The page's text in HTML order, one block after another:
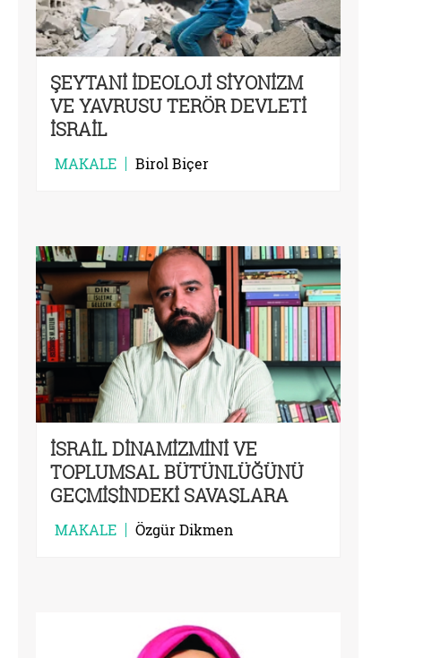
ŞEYTANİ İDEOLOJİ SİYONİZM
VE YAVRUSU TERÖR DEVLETİ
İSRAİL
MAKALE Birol Biçer
İSRAİL DİNAMİZMİNİ VE
TOPLUMSAL BÜTÜNLÜĞÜNÜ
GEÇMİŞİNDEKİ SAVAŞLARA
MAKALE Özgür Dikmen